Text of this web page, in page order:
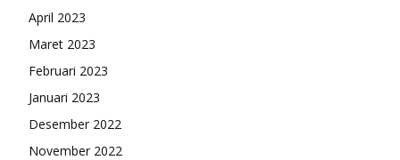
April 2023
Maret 2023
Februari 2023
Januari 2023
Desember 2022
November 2022